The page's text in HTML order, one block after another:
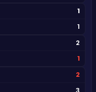
1
1
2
1
2
3